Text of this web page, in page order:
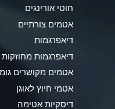
(Aqueous)
(Aqueous)
(conc.)
(Aqueous)
חוטי אורינגים
אטמים צורתיים
דיאפרגמות
דיאפרגמות
אטמים מקושרים
אטמי חיוץ לאוגן
דיסקיות אטימה